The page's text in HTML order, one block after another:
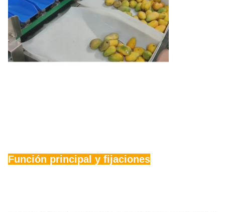
Fuente de
alimentación
una tensión de corriente AC220V ±
10% de 50 Hz/60 Hz,0.6KW
Dimensión
Se trata de una muestra de las
características de los vehículos de
Condiciones
Temperatura: 0°C~40°C;Humedad:
Función principal y fijaciones